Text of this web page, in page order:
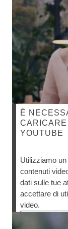
È
CARICARE
YOUTUBE
Utilizziamo
contenuti
dati sulle tue
accettare di
video.
Prenditi del
nutriente e